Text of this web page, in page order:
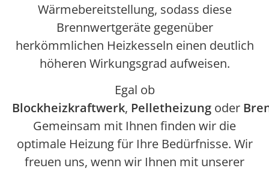
Wärmebereitstellung, sodass diese
Brennwertgeräte gegenüber
herkömmlichen Heizkesseln einen deutlich
höheren Wirkungsgrad aufweisen.
Egal ob
Blockheizkraftwerk, Pelletheizung oder
Gemeinsam mit Ihnen finden wir die
optimale Heizung für Ihre Bedürfnisse. Wir
freuen uns, wenn wir Ihnen mit unserer